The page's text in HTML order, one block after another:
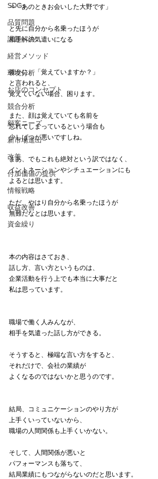
SDGs
品質問題
課題解決
経営メソッド
環境分析
お店のコンセプト
競合分析
顧客ニーズ
新市場進出
改善
付加価値の提供
情報戦略
収益改善
資金繰り
⇒「あのときお会いした大野です」
と先に自分から名乗ったほうが
相手への気遣いになる
確かに、「覚えていますか？」
と言われると、
覚えていない場合、困ります。
また、顔は覚えていても名前を
忘れてしまっているという場合も
少しばつが悪いですしね。
まあ、でもこれも絶対という訳ではなく、
イントネーションやシチュエーションにも
よるとは思います。
ただ、やはり自分から名乗ったほうが
無難だなとは思います。
本の内容はさておき、
話し方、言い方というものは、
企業活動を行う上でも本当に大事だと
私は思っています。
職場で働く人みんなが、
相手を気遣った話し方ができる。
そうすると、極端な言い方をすると、
それだけで、会社の業績が
よくなるのではないかと思うのです。
結局、コミュニケーションのやり方が
上手くいっていないから、
職場の人間関係も上手くいかない。
そして、人間関係が悪いと
パフォーマンスも落ちて、
結局業績にもつながらないのだと思います。